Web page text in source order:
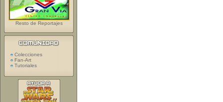
Resto de Reportajes
Colecciones
Fan-Art
Tutoriales